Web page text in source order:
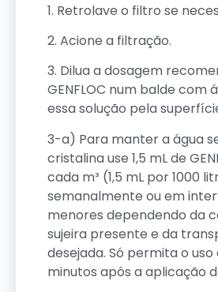
1. Retrolave o filtro se
2. Acione a filtração.
3. Dilua a dosagem
GENFLOC num balde com
essa solução pela
3-a) Para manter a água
cristalina use 1,5 mL de
cada m³ (1,5 mL por 1000
semanalmente ou em
menores dependendo da
sujeira presente e da
desejada. Só permita o uso
minutos após a aplicação